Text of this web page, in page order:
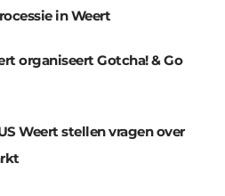
in Weert
organiseert Gotcha! & Go
Weert stellen vragen over